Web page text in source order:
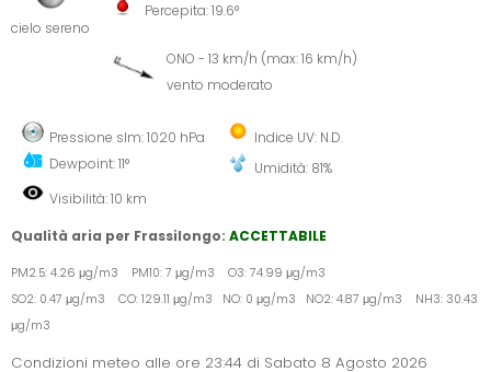
cielo sereno
Percepita: 19.6°
ONO - 13 km/h (max: 16 km/h)
vento moderato
Pressione slm: 1020 hPa
Dewpoint: 11°
Indice UV: N.D.
Umidità: 81%
Visibilità: 10 km
Qualità aria per Frassilongo: ACCETTABILE
PM2.5: 4.26 μg/m3 PM10: 7 μg/m3 O3: 74.99 μg/m3
SO2: 0.47 μg/m3 CO: 129.11 μg/m3 NO: 0 μg/m3 NO2: 4.87 μg/m3 NH3: 30.43
μg/m3
Condizioni meteo alle ore 23:44 di Sabato 8 Agosto 2026